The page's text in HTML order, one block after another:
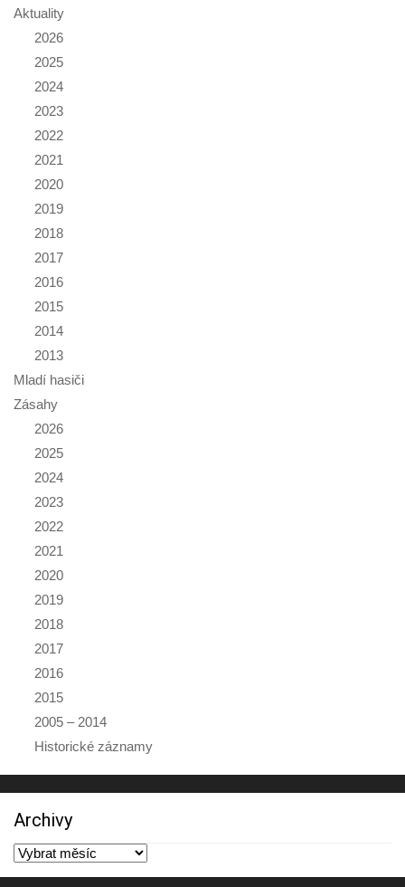
Aktuality
2026
2025
2024
2023
2022
2021
2020
2019
2018
2017
2016
2015
2014
2013
Mladí hasiči
Zásahy
2026
2025
2024
2023
2022
2021
2020
2019
2018
2017
2016
2015
2005 – 2014
Historické záznamy
Archivy
Archivy